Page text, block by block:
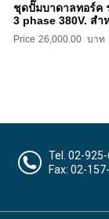
ชุดปั๊มบาดาลทอร์ค
3 phase 380V. ส
26,000.00
Tel. 02-
Fax: 02-